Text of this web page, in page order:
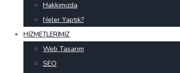
Hakkımızda
Neler Yaptık?
HIZMETLERIMIZ
Web Tasarım
SEO